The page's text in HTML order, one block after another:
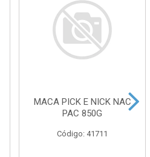
MACA PICK E NICK NAC
PAC 850G
Código: 41711